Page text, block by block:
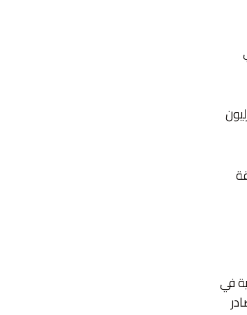
بوتيرة أبطأ إذ سجّل 54.8 كوادرليون
بريطانية في
صادر